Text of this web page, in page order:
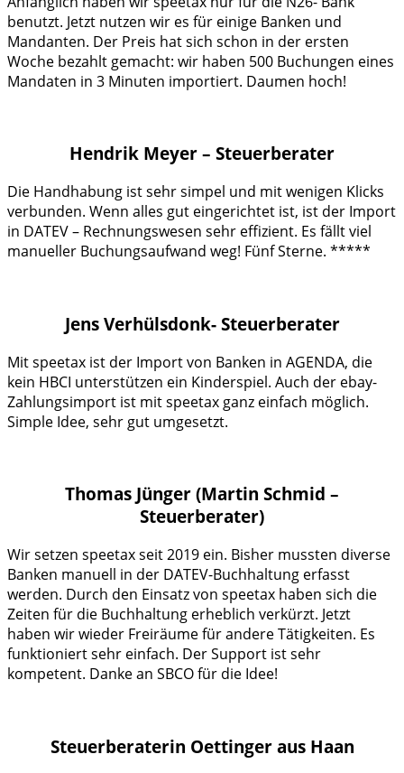
benutzt. Jetzt nutzen wir es für einige Banken und
Mandanten. Der Preis hat sich schon in der ersten
Woche bezahlt gemacht: wir haben 500 Buchungen eines
Mandaten in 3 Minuten importiert. Daumen hoch!
Hendrik Meyer – Steuerberater
Die Handhabung ist sehr simpel und mit wenigen Klicks
verbunden. Wenn alles gut eingerichtet ist, ist der Import
in DATEV – Rechnungswesen sehr effizient. Es fällt viel
manueller Buchungsaufwand weg! Fünf Sterne. *****
Jens Verhülsdonk- Steuerberater
Mit speetax ist der Import von Banken in AGENDA, die
kein HBCI unterstützen ein Kinderspiel. Auch der ebay-
Zahlungsimport ist mit speetax ganz einfach möglich.
Simple Idee, sehr gut umgesetzt.
Thomas Jünger (Martin Schmid –
Steuerberater)
Wir setzen speetax seit 2019 ein. Bisher mussten diverse
Banken manuell in der DATEV-Buchhaltung erfasst
werden. Durch den Einsatz von speetax haben sich die
Zeiten für die Buchhaltung erheblich verkürzt. Jetzt
haben wir wieder Freiräume für andere Tätigkeiten. Es
funktioniert sehr einfach. Der Support ist sehr
kompetent. Danke an SBCO für die Idee!
Steuerberaterin Oettinger aus Haan